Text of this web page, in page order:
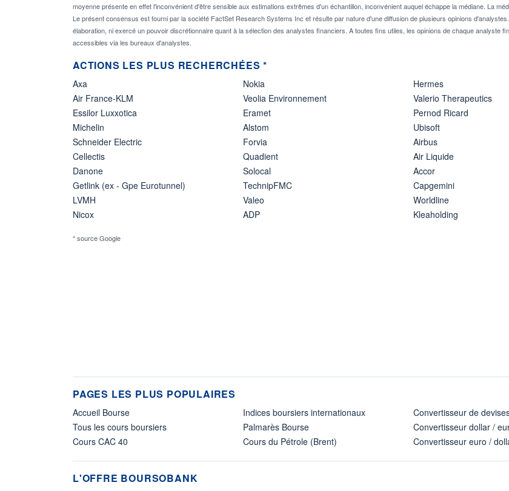
moyenne présente en effet l'inconvénient d'être sensible aux estimations extrêmes d'un échantillon, inconvénient auquel échappe la médiane. La
Le présent consensus est fourni par la société FactSet Research Systems Inc et résulte par nature d'une diffusion de plusieurs opinions
élaboration, ni exercé un pouvoir discrétionnaire quant à la sélection des analystes financiers. A toutes fins utiles, les opinions de chaque analyste
accessibles via les bureaux d'analystes.
ACTIONS LES PLUS RECHERCHÉES *
Axa
Air France-KLM
Essilor Luxxotica
Michelin
Schneider Electric
Cellectis
Danone
Getlink (ex - Gpe Eurotunnel)
LVMH
Nicox
Nokia
Veolia Environnement
Eramet
Alstom
Forvia
Quadient
Solocal
TechnipFMC
Valeo
ADP
Hermes
Valerio Therapeutics
Pernod Ricard
Ubisoft
Airbus
Air Liquide
Accor
Capgemini
Worldline
Kleaholding
* source Google
PAGES LES PLUS POPULAIRES
Accueil Bourse
Tous les cours boursiers
Cours CAC 40
Indices boursiers internationaux
Palmarès Bourse
Cours du Pétrole (Brent)
Convertisseur de
Convertisseur dollar /
Convertisseur euro /
L'OFFRE BOURSOBANK